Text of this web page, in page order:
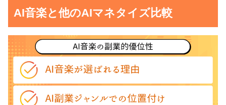
AI音楽と他のAIマネタイズ比較